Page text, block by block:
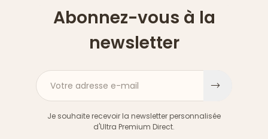
Abonnez-vous à la
newsletter
Votre adresse e-mail
Je souhaite recevoir la newsletter personnalisée
d'Ultra Premium Direct.